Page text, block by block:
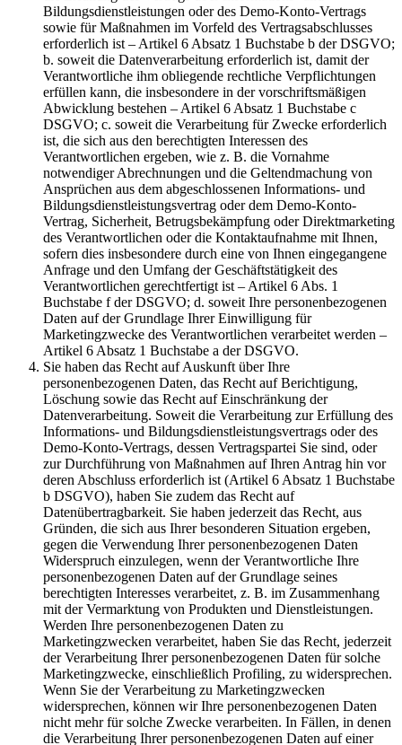
Bildungsdienstleistungen oder des Demo-Konto-Vertrags
sowie für Maßnahmen im Vorfeld des Vertragsabschlusses
erforderlich ist – Artikel 6 Absatz 1 Buchstabe b der DSGVO;
b. soweit die Datenverarbeitung erforderlich ist, damit der
Verantwortliche ihm obliegende rechtliche Verpflichtungen
erfüllen kann, die insbesondere in der vorschriftsmäßigen
Abwicklung bestehen – Artikel 6 Absatz 1 Buchstabe c
DSGVO; c. soweit die Verarbeitung für Zwecke erforderlich
ist, die sich aus den berechtigten Interessen des
Verantwortlichen ergeben, wie z. B. die Vornahme
notwendiger Abrechnungen und die Geltendmachung von
Ansprüchen aus dem abgeschlossenen Informations- und
Bildungsdienstleistungsvertrag oder dem Demo-Konto-
Vertrag, Sicherheit, Betrugsbekämpfung oder Direktmarketing
des Verantwortlichen oder die Kontaktaufnahme mit Ihnen,
sofern dies insbesondere durch eine von Ihnen eingegangene
Anfrage und den Umfang der Geschäftstätigkeit des
Verantwortlichen gerechtfertigt ist – Artikel 6 Abs. 1
Buchstabe f der DSGVO; d. soweit Ihre personenbezogenen
Daten auf der Grundlage Ihrer Einwilligung für
Marketingzwecke des Verantwortlichen verarbeitet werden –
Artikel 6 Absatz 1 Buchstabe a der DSGVO.
Sie haben das Recht auf Auskunft über Ihre
personenbezogenen Daten, das Recht auf Berichtigung,
Löschung sowie das Recht auf Einschränkung der
Datenverarbeitung. Soweit die Verarbeitung zur Erfüllung des
Informations- und Bildungsdienstleistungsvertrags oder des
Demo-Konto-Vertrags, dessen Vertragspartei Sie sind, oder
zur Durchführung von Maßnahmen auf Ihren Antrag hin vor
deren Abschluss erforderlich ist (Artikel 6 Absatz 1 Buchstabe
b DSGVO), haben Sie zudem das Recht auf
Datenübertragbarkeit. Sie haben jederzeit das Recht, aus
Gründen, die sich aus Ihrer besonderen Situation ergeben,
gegen die Verwendung Ihrer personenbezogenen Daten
Widerspruch einzulegen, wenn der Verantwortliche Ihre
personenbezogenen Daten auf der Grundlage seines
berechtigten Interesses verarbeitet, z. B. im Zusammenhang
mit der Vermarktung von Produkten und Dienstleistungen.
Werden Ihre personenbezogenen Daten zu
Marketingzwecken verarbeitet, haben Sie das Recht, jederzeit
der Verarbeitung Ihrer personenbezogenen Daten für solche
Marketingzwecke, einschließlich Profiling, zu widersprechen.
Wenn Sie der Verarbeitung zu Marketingzwecken
widersprechen, können wir Ihre personenbezogenen Daten
nicht mehr für solche Zwecke verarbeiten. In Fällen, in denen
die Verarbeitung Ihrer personenbezogenen Daten auf einer